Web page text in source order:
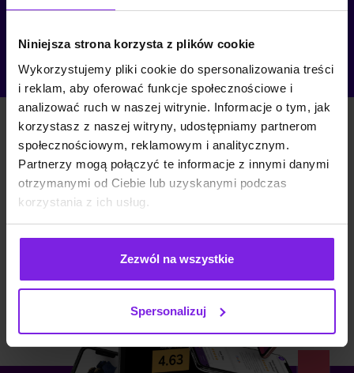
Niniejsza strona korzysta z plików cookie
Wykorzystujemy pliki cookie do spersonalizowania treści
i reklam, aby oferować funkcje społecznościowe i
analizować ruch w naszej witrynie. Informacje o tym, jak
korzystasz z naszej witryny, udostępniamy partnerom
społecznościowym, reklamowym i analitycznym.
Partnerzy mogą połączyć te informacje z innymi danymi
otrzymanymi od Ciebie lub uzyskanymi podczas
korzystania z ich usług.
Zezwól na wszystkie
Spersonalizuj